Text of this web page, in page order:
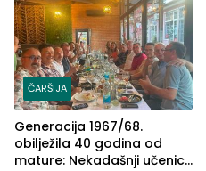
ČARŠIJA
Generacija 1967/68.
obilježila 40 godina od
mature: Nekadašnji učenici